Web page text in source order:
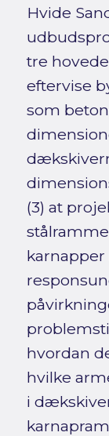
Hvide
tre
eftervise
som
(3) at
hvordan
hvilke
i